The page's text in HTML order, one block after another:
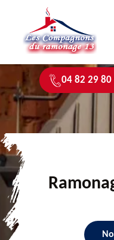
04 82 29 80